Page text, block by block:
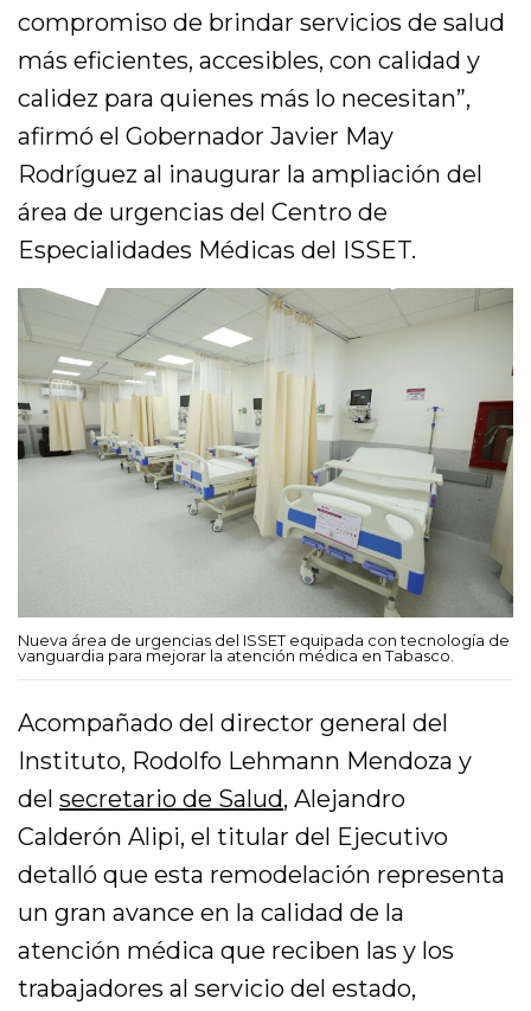
compromiso de brindar servicios de salud
más eficientes, accesibles, con calidad y
calidez para quienes más lo necesitan”,
afirmó el Gobernador Javier May
Rodríguez al inaugurar la ampliación del
área de urgencias del Centro de
Especialidades Médicas del ISSET.
Nueva área de urgencias del ISSET equipada con tecnología de
vanguardia para mejorar la atención médica en Tabasco.
Acompañado del director general del
Instituto, Rodolfo Lehmann Mendoza y
delsecretario de Salud, Alejandro
Calderón Alipi, el titular del Ejecutivo
detalló que esta remodelación representa
un gran avance en la calidad de la
atención médica que reciben las y los
trabajadores al servicio del estado,